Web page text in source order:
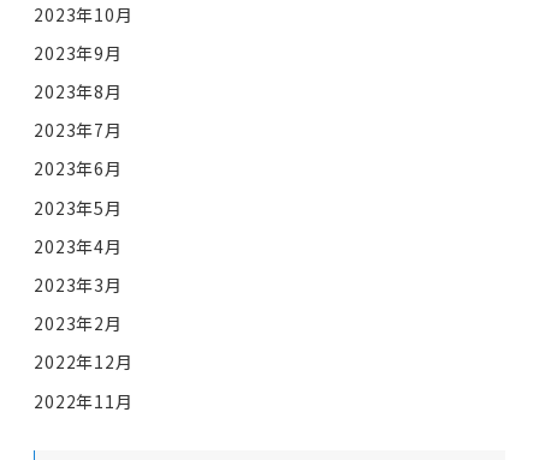
2023年10月
2023年9月
2023年8月
2023年7月
2023年6月
2023年5月
2023年4月
2023年3月
2023年2月
2022年12月
2022年11月